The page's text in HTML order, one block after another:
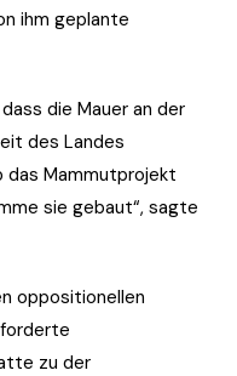
ihm geplante
die Mauer an der
des Landes
das Mammutprojekt
sie gebaut“, sagte
oppositionellen
zu der